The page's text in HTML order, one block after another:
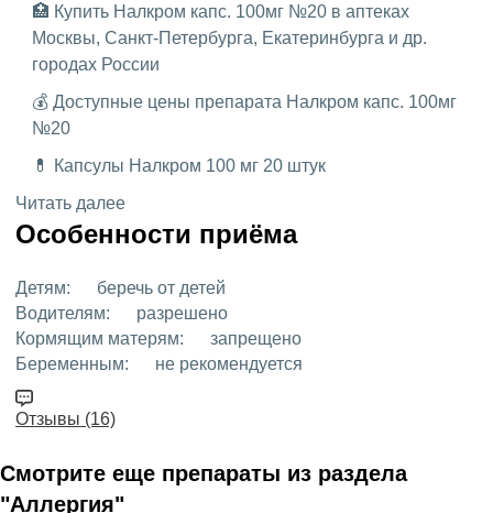
🏥 Купить Налкром капс. 100мг №20 в аптеках
Москвы, Санкт-Петербурга, Екатеринбурга и др.
городах России
💰 Доступные цены препарата Налкром капс. 100мг
№20
💊 Капсулы Налкром 100 мг 20 штук
Читать далее
Особенности приёма
Детям:
беречь от детей
Водителям:
разрешено
Кормящим матерям:
запрещено
Беременным:
не рекомендуется
Отзывы (16)
Смотрите еще препараты из раздела
"Аллергия"